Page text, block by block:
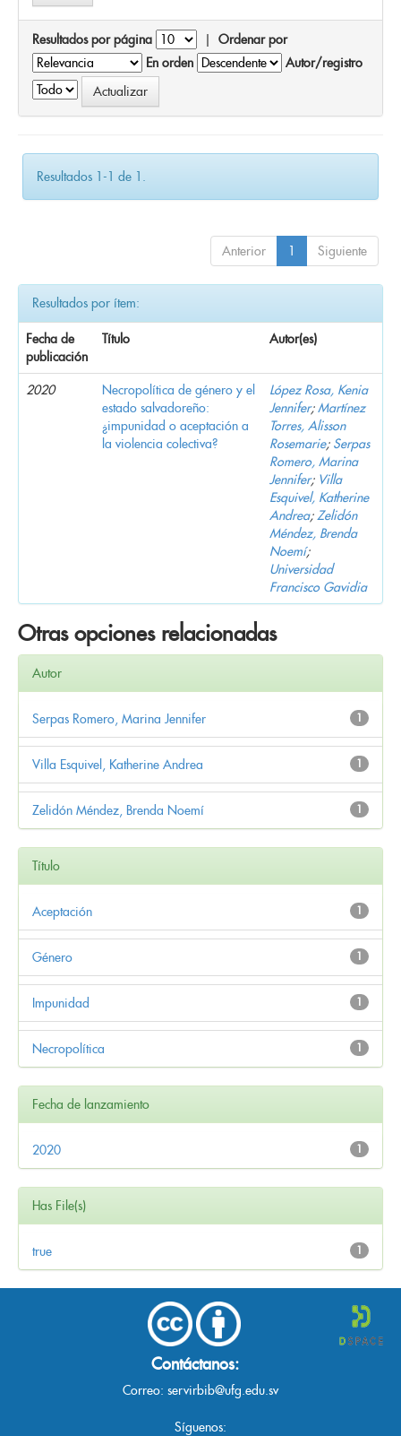
Resultados por página | Ordenar por
En orden
Autor/registro
Resultados 1-1 de 1.
Anterior 1 Siguiente
Resultados por ítem:
Fecha de
publicación
Título Autor(es)
2020
Necropolítica de género y el
estado salvadoreño:
¿impunidad o aceptación a
la violencia colectiva?
López Rosa, Kenia
Jennifer;Martínez
Torres, Alisson
Rosemarie; Serpas
Romero, Marina
Jennifer; Villa
Esquivel, Katherine
Andrea; Zelidón
Méndez, Brenda
Noemí;
Universidad
Francisco Gavidia
Otras opciones relacionadas
Autor
1
Serpas Romero, Marina Jennifer
1
Villa Esquivel, Katherine Andrea
1
Zelidón Méndez, Brenda Noemí
Título
1
Aceptación
1
Género
1
Impunidad
1
Necropolítica
Fecha de lanzamiento
1
2020
Has File(s)
1
true
Contáctanos:
Correo: servirbib@ufg.edu.sv
Síguenos: